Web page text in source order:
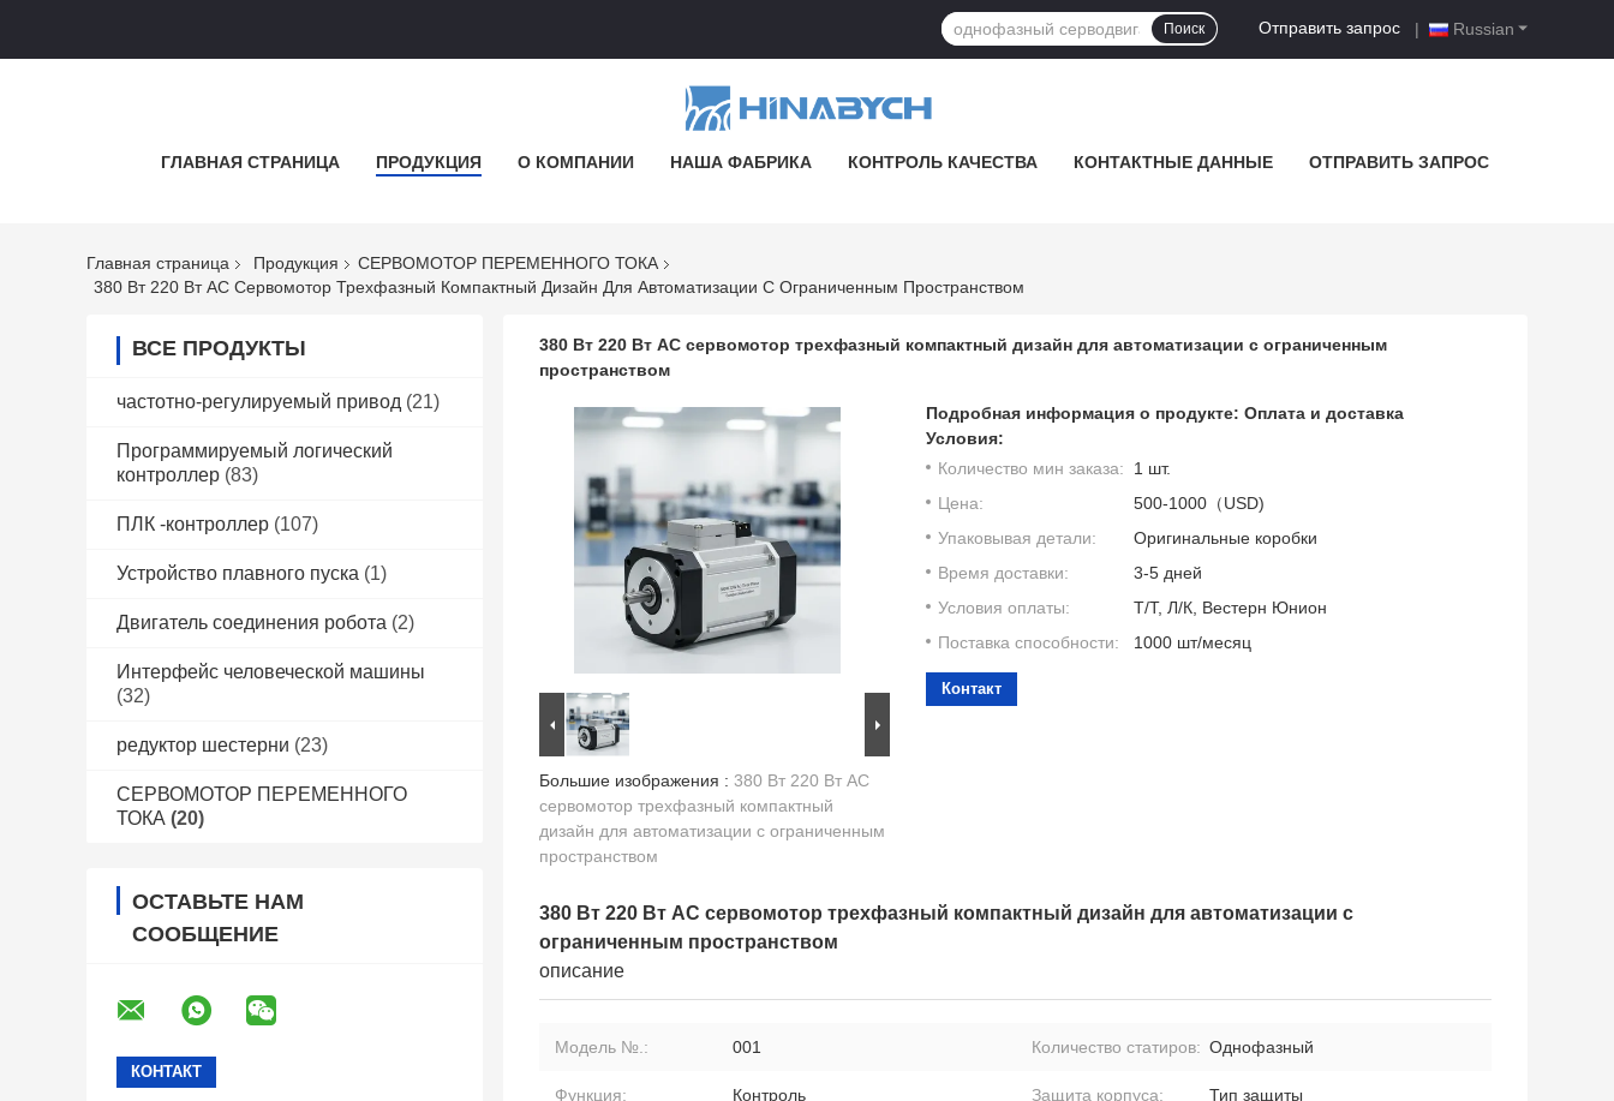
Russian
Отправить запрос |
Поиск
ГЛАВНАЯ СТРАНИЦА ПРОДУКЦИЯ О КОМПАНИИ НАША ФАБРИКА КОНТРОЛЬ КАЧЕСТВА КОНТАКТНЫЕ ДАННЫЕ ОТПРАВИТЬ ЗАПРОС
Главная страница Продукция
СЕРВОМОТОР ПЕРЕМЕННОГО ТОКА
380 Вт 220 Вт AC Сервомотор Трехфазный Компактный Дизайн Для Автоматизации С Ограниченным Пространством
ВСЕ ПРОДУКТЫ
частотно-регулируемый привод (21)
Программируемый логический
контроллер (83)
ПЛК -контроллер (107)
Устройство плавного пуска (1)
Двигатель соединения робота (2)
Интерфейс человеческой машины
(32)
редуктор шестерни (23)
СЕРВОМОТОР ПЕРЕМЕННОГО
ТОКА (20)
ОСТАВЬТЕ НАМ
СООБЩЕНИЕ
380 Вт 220 Вт AC сервомотор трехфазный компактный дизайн для автоматизации с ограниченным
пространством
Большие изображения : 380 Вт 220 Вт AC
сервомотор трехфазный компактный
дизайн для автоматизации с ограниченным
пространством
Подробная информация о продукте: Оплата и доставка
Условия:
Количество мин заказа:
1 шт.
Цена:
500-1000（USD)
Упаковывая детали:
Оригинальные коробки
Время доставки:
3-5 дней
Условия оплаты:
Т/Т, Л/К, Вестерн Юнион
Поставка способности:
1000 шт/месяц
Контакт
380 Вт 220 Вт AC сервомотор трехфазный компактный дизайн для автоматизации с
ограниченным пространством
описание
Модель №.: 001 Количество статиров: Однофазный
Функция: Контроль Защита корпуса: Тип защиты